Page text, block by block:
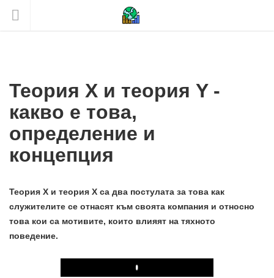
Теория X и теория Y -
какво е това,
определение и
концепция
Теория X и теория X са два постулата за това как
служителите се отнасят към своята компания и относно
това кои са мотивите, които влияят на тяхното
поведение.
Play